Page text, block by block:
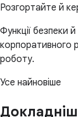
Розгортайте й
Функції безпеки
корпоративного
роботу.
Усе найновіше